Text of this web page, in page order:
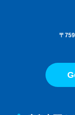
〒